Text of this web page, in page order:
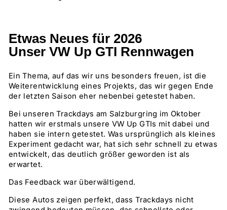
Etwas Neues für 2026
Unser VW Up GTI Rennwagen
Ein Thema, auf das wir uns besonders freuen, ist die
Weiterentwicklung eines Projekts, das wir gegen Ende
der letzten Saison eher nebenbei getestet haben.
Bei unseren Trackdays am Salzburgring im Oktober
hatten wir erstmals unsere VW Up GTIs mit dabei und
haben sie intern getestet. Was ursprünglich als kleines
Experiment gedacht war, hat sich sehr schnell zu etwas
entwickelt, das deutlich größer geworden ist als
erwartet.
Das Feedback war überwältigend.
Diese Autos zeigen perfekt, dass Trackdays nicht